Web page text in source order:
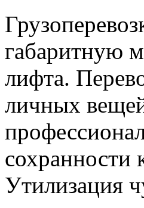
габаритную
лифта.
личных
сохранности
Утилизация